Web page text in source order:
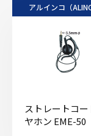
アルインコ（
ストレートコー
ヤホン EME-50